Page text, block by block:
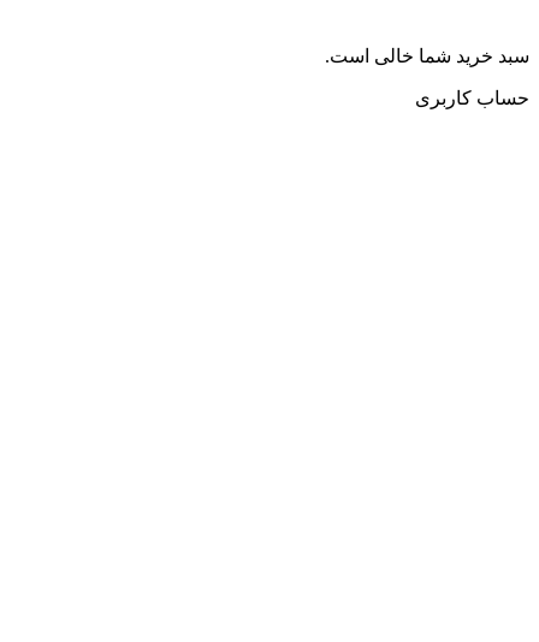
سبد خرید شما خالی است.
حساب کاربری